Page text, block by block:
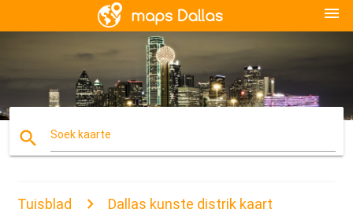
menu
search Soek kaarte
Tuisblad Dallas kunste distrik kaart